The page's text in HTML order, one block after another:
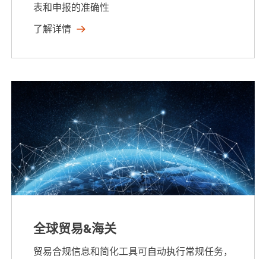
表和申报的准确性
了解详情
全球贸易&海关
贸易合规信息和简化工具可自动执行常规任务，